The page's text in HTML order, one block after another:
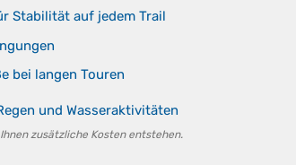
Stabilität auf jedem Trail
bei langen Touren
und Wasseraktivitäten
zusätzliche Kosten entstehen.